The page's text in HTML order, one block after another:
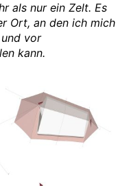
als nur ein Zelt. Es
Ort, an den ich mich
vor
kann.